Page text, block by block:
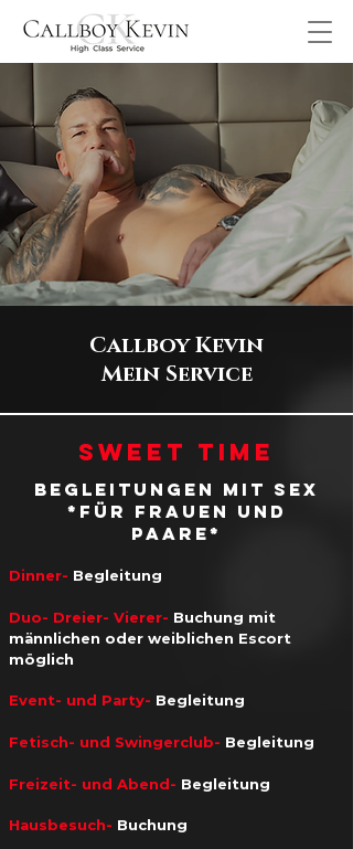
Callboy Kevin
Mein Service
Sweet Time
Begleitungen mit Sex
*für Frauen und
paare*
Dinner- Begleitung
Duo- Dreier- Vierer- Buchung mit
männlichen oder weiblichen Escort
möglich
Event- und Party- Begleitung
Fetisch- und Swingerclub- Begleitung
Freizeit- und Abend- Begleitung
Hausbesuch- Buchung